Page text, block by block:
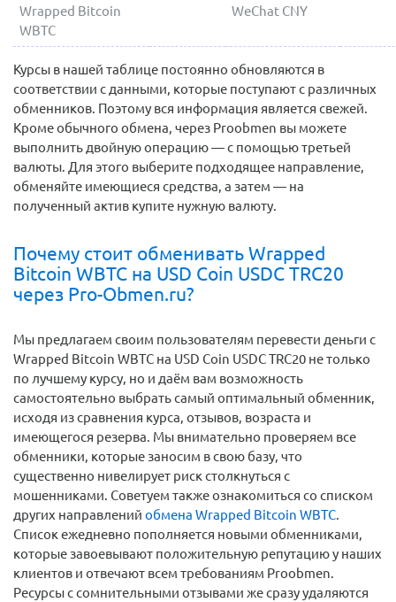
Wrapped Bitcoin
WBTC
WeChat CNY
Курсы в нашей таблице постоянно обновляются в
соответствии с данными, которые поступают с различных
обменников. Поэтому вся информация является свежей.
Кроме обычного обмена, через Proobmen вы можете
выполнить двойную операцию — с помощью третьей
валюты. Для этого выберите подходящее направление,
обменяйте имеющиеся средства, а затем — на
полученный актив купите нужную валюту.
Почему стоит обменивать Wrapped
Bitcoin WBTC на USD Coin USDC TRC20
через Pro-Obmen.ru?
Мы предлагаем своим пользователям перевести деньги c
Wrapped Bitcoin WBTC на USD Coin USDC TRC20 не только
по лучшему курсу, но и даём вам возможность
самостоятельно выбрать самый оптимальный обменник,
исходя из сравнения курса, отзывов, возраста и
имеющегося резерва. Мы внимательно проверяем все
обменники, которые заносим в свою базу, что
существенно нивелирует риск столкнуться с
мошенниками. Советуем также ознакомиться со списком
других направлений обмена Wrapped Bitcoin WBTC.
Список ежедневно пополняется новыми обменниками,
которые завоевывают положительную репутацию у наших
клиентов и отвечают всем требованиям Proobmen.
Ресурсы с сомнительными отзывами же сразу удаляются